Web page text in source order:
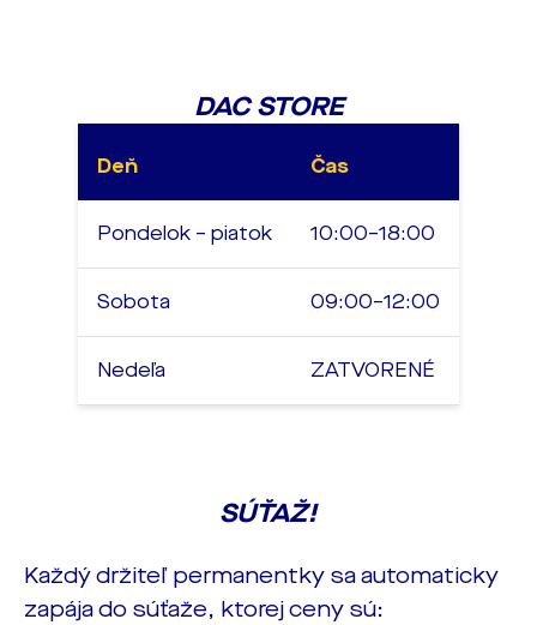
DAC STORE
Deň Čas
Pondelok – piatok 10:00–18:00
Sobota 09:00–12:00
Nedeľa ZATVORENÉ
SÚŤAŽ!
Každý držiteľ permanentky sa automaticky
zapája do súťaže, ktorej ceny sú: